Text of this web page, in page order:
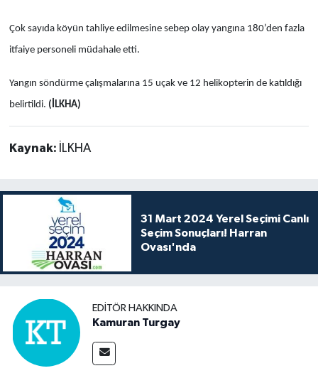
Çok sayıda köyün tahliye edilmesine sebep olay yangına 180’den fazla
itfaiye personeli müdahale etti.
Yangın söndürme çalışmalarına 15 uçak ve 12 helikopterin de katıldığı
belirtildi. (İLKHA)
Kaynak: İLKHA
31 Mart 2024 Yerel Seçimi Canlı
Seçim Sonuçları! Harran
Ovası'nda
EDITÖR HAKKINDA
Kamuran Turgay